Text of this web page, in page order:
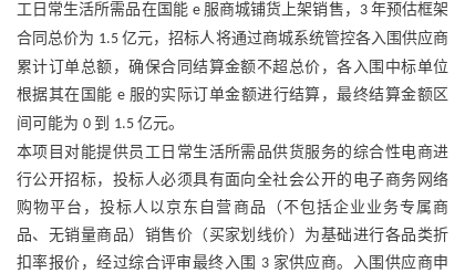
工日常生活所需品在国能 e 服商城铺货上架销售， 3 年预估框架
合同总价为 1.5亿元，招标人将通过商城系统管控各入围供应商
累计订单总额，确保合同结算金额不超总价，各入围中标单位
根据其在国能e 服的实际订单金额进行结算，最终结算金额区
间可能为 0 到 1.5 亿元。
本项目对能提供员工日常生活所需品供货服务的综合性电商进
行公开招标，投标人必须具有面向全社会公开的电子商务网络
购物平台，投标人以京东自营商品（不包括企业业务专属商
品、无销量商品）销售价（买家划线价）为基础进行各品类折
扣率报价，经过综合评审最终入围 3 家供应商。入围供应商申